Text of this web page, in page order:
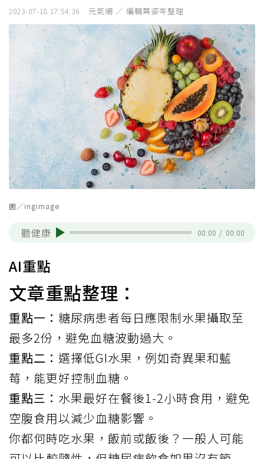
2023-07-18 17:54:36 元氣網 ／ 編輯葉姿岑整理
圖／ingimage
聽健康 00:00 / 00:00
AI重點
文章重點整理：
重點一： 糖尿病患者每日應限制水果攝取至
最多2份，避免血糖波動過大。
重點二： 選擇低GI水果，例如奇異果和藍
莓，能更好控制血糖。
重點三： 水果最好在餐後1-2小時食用，避免
空腹食用以減少血糖影響。
你都何時吃水果 ，飯前或飯後？一般人可能